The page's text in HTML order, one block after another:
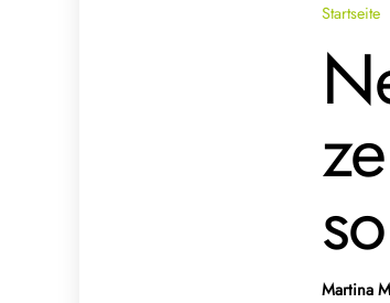
Startseite
Martina